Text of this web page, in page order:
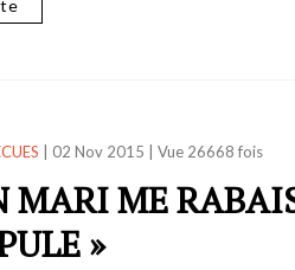
02 Nov 2015 Vue 26668 fois
MARI ME
»